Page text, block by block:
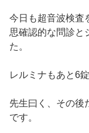
今日も超音波検査
思確認的な問診と
た。
レルミナもあと6
先生曰く、その後
です。